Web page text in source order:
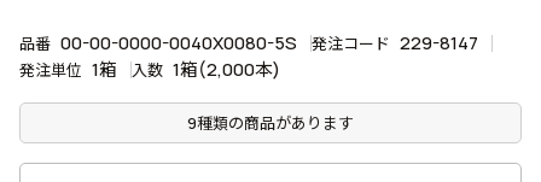
品番 00-00-0000-0040X0080-5S 発注コード 229-8147
発注単位 1箱 入数 1箱(2,000本)
9種類の商品があります